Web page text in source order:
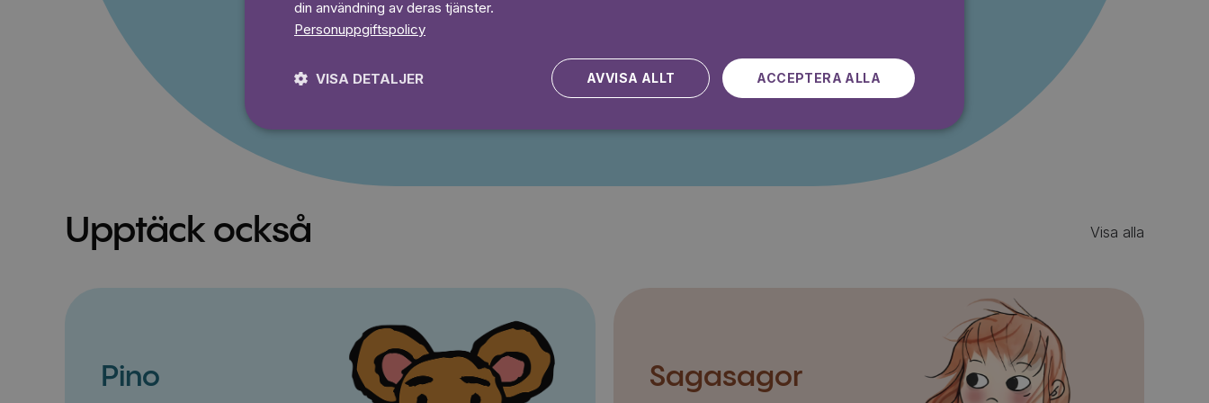
Prova 7 dagar gratis
Upptäck också Visa alla
Pino Sagasagor
din användning av deras tjänster.
Personuppgiftspolicy
ACCEPTERA ALLA
AVVISA ALLT
VISA DETALJER